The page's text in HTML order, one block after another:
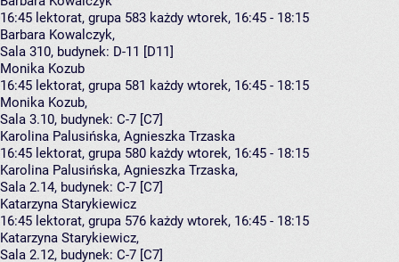
16:45 lektorat, grupa 583 każdy wtorek, 16:45 - 18:15
Barbara Kowalczyk,
Sala 310, budynek: D-11 [D11]
Monika Kozub
16:45 lektorat, grupa 581 każdy wtorek, 16:45 - 18:15
Monika Kozub,
Sala 3.10, budynek: C-7 [C7]
Karolina Palusińska, Agnieszka Trzaska
16:45 lektorat, grupa 580 każdy wtorek, 16:45 - 18:15
Karolina Palusińska, Agnieszka Trzaska,
Sala 2.14, budynek: C-7 [C7]
Katarzyna Starykiewicz
16:45 lektorat, grupa 576 każdy wtorek, 16:45 - 18:15
Katarzyna Starykiewicz,
Sala 2.12, budynek: C-7 [C7]